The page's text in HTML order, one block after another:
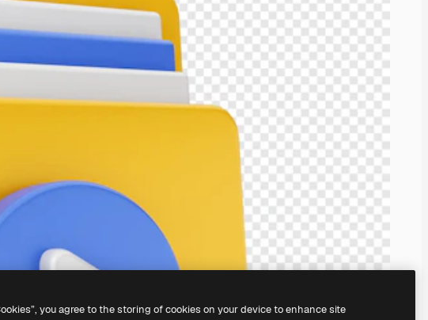
you agree to the storing of cookies on your device to enhance site